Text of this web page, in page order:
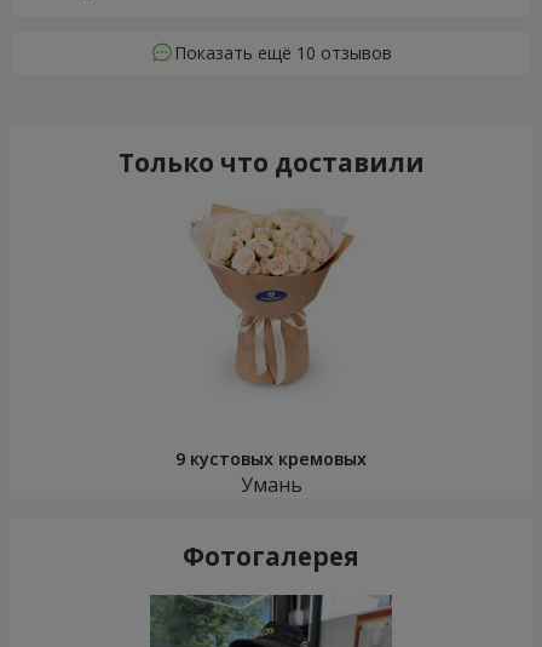
Показать ещё 10 отзывов
Только что доставили
9 кустовых кремовых
Умань
Фотогалерея